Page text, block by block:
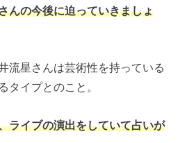
んの今後に迫っていきましょ
流星さんは芸術性を持っている
タイプとのこと。
ライブの演出をしていて占いが